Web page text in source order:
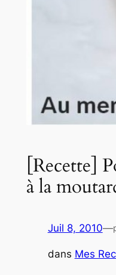
[Recette]
à la
Juil 8, 2010—
dans Mes